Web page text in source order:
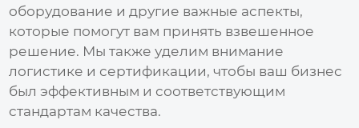
оборудование и другие важные аспекты,
которые помогут вам принять взвешенное
решение. Мы также уделим внимание
логистике и сертификации, чтобы ваш бизнес
был эффективным и соответствующим
стандартам качества.